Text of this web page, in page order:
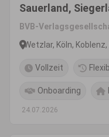
Sauerland,
Westerwald,
Eifel
BVB-
Wetzlar, Köln,
Vollzeit
Onboarding
24.07.2026